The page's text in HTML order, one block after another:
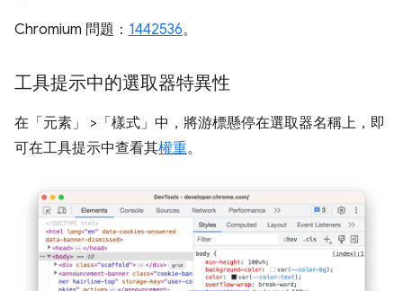
Chromium 問題： 1442536。
工具提示中的選取器特異性
在「元素」 >「樣式」 中，將游標懸停在選取器名稱上，即
可在工具提示中查看其權重。